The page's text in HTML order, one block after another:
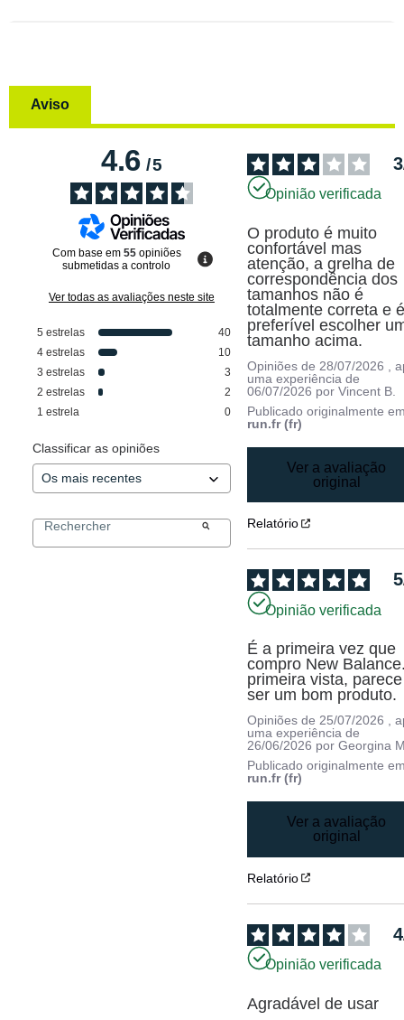
Aviso
4.6/5
Com base em 55 opiniões
submetidas a controlo
Ver todas as avaliações neste site
5 estrelas
40
4 estrelas
10
3 estrelas
3
2 estrelas
2
1 estrela 0
Classificar as opiniões
3
Opinião verificada
O produto é muito
confortável mas
atenção, a grelha de
correspondência dos
tamanhos não é
totalmente correta e
preferível escolher
tamanho acima.
Opiniões de 28/07/2026
,
uma experiência de
06/07/2026 porVincent B.
Publicado originalmente
run.fr (fr)
Ver a avaliação
original
Relatório
5
Opinião verificada
É a primeira vez que
compro New
primeira vista, parece
ser um bom produto.
Opiniões de25/07/2026 ,
uma experiência de
26/06/2026 porGeorgina
Publicado originalmente
run.fr (fr)
Ver a avaliação
original
Relatório
4
Opinião verificada
Agradável de usar